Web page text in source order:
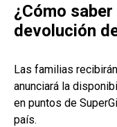
¿Cómo
devolución
Las familias
anunciará la
en puntos de
país.